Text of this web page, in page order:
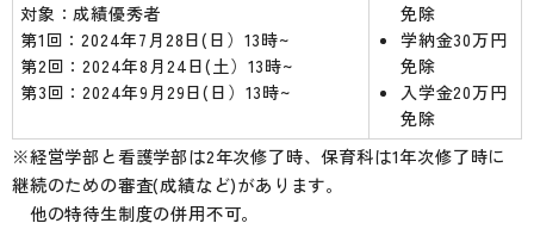
対象：成績優秀者
第1回：2024年7月28日(日）13時~
第2回：2024年8月24日(土）13時~
第3回：2024年9月29日(日）13時~
免除
学納金30万円
免除
入学金20万円
免除
※経営学部と看護学部は2年次修了時、保育科は1年次修了時に
継続のための審査(成績など)があります。
他の特待生制度の併用不可。